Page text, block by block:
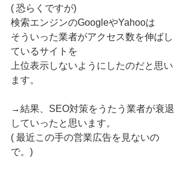
( 恐らくですが)
検索エンジンのGoogleやYahooは
そういった業者がアクセス数を伸ばし
ているサイトを
上位表示しないようにしたのだと思い
ます。
→結果、SEO対策をうたう業者が衰退
していったと思います。
( 最近この手の営業広告を見ないの
で。)